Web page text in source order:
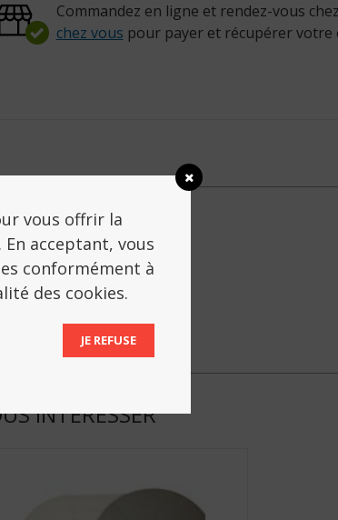
Commandez en ligne et rendez-vous
chez vous pour payer et récupérer votre
INTÉRESSER
vous offrir la
acceptant, vous
conformément à
des cookies.
JE REFUSE